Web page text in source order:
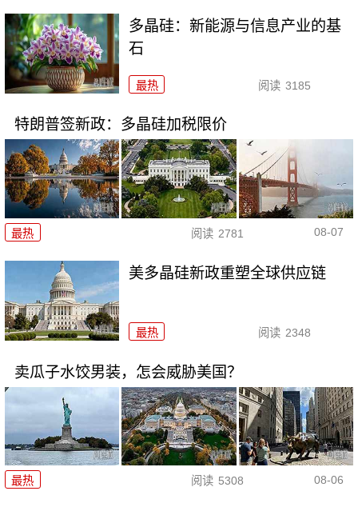
多晶硅：新能源与信息产业的基
石
最热 阅读 3185
特朗普签新政：多晶硅加税限价
最热 阅读 2781 08-07
美多晶硅新政重塑全球供应链
最热 阅读 2348
卖瓜子水饺男装，怎会威胁美国？
最热 阅读 5308 08-06